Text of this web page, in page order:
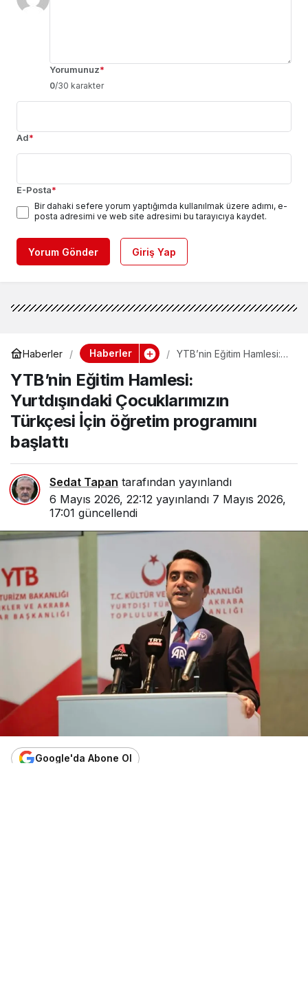
Yorumunuz*
0/30 karakter
Ad*
E-Posta*
Bir dahaki sefere yorum yaptığımda kullanılmak üzere adımı, e-
posta adresimi ve web site adresimi bu tarayıcıya kaydet.
Yorum Gönder Giriş Yap
Haberler Haberler
YTB’nin Eğitim Hamlesi:
Çocuklarımızın Türkçesi
İçin öğretim programını
başlattı
YTB’nin Eğitim Hamlesi:
Yurtdışındaki Çocuklarımızın
Türkçesi İçin öğretim programını
başlattı
Sedat Tapan tarafından yayınlandı
6 Mayıs 2026, 22:12 yayınlandı 7 Mayıs 2026,
17:01 güncellendi
Google'da Abone Ol